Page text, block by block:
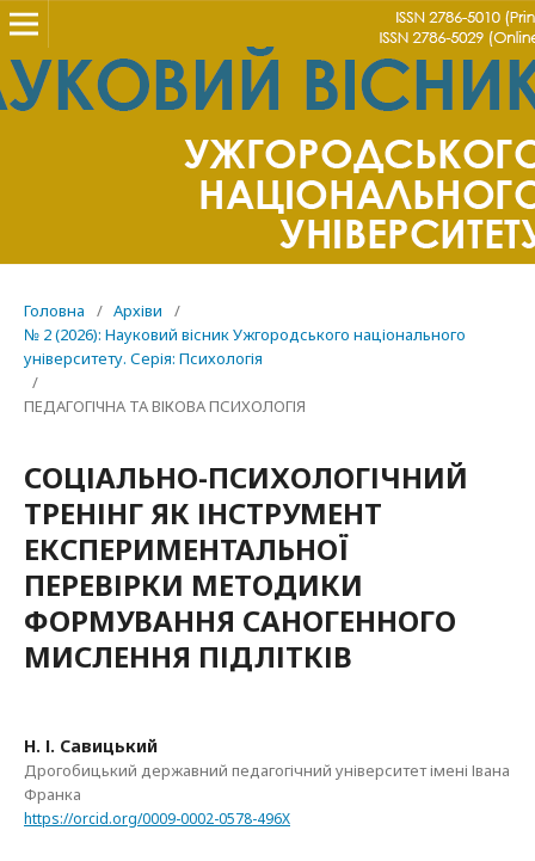
Головна / Архіви
/
№ 2 (2026): Науковий вісник Ужгородського національного
університету. Серія: Психологія
/
ПЕДАГОГІЧНА ТА ВІКОВА ПСИХОЛОГІЯ
СОЦІАЛЬНО-ПСИХОЛОГІЧНИЙ
ТРЕНІНГ ЯК ІНСТРУМЕНТ
ЕКСПЕРИМЕНТАЛЬНОЇ
ПЕРЕВІРКИ МЕТОДИКИ
ФОРМУВАННЯ САНОГЕННОГО
МИСЛЕННЯ ПІДЛІТКІВ
Н. І. Савицький
Дрогобицький державний педагогічний університет імені Івана
Франка
https://orcid.org/0009-0002-0578-496X